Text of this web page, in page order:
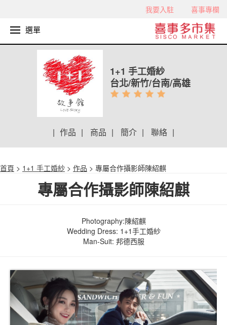
我要入駐 喜事專欄
選單
1+1 手工婚紗
台北/新竹/台南/高雄
| 作品 | 商品 | 簡介 | 聯絡 |
首頁 > 1+1 手工婚紗 > 作品 > 專屬合作攝影師陳紹麒
專屬合作攝影師陳紹麒
Photography:陳紹麒
Wedding Dress: 1+1手工婚紗
Man-Suit: 邦德西服